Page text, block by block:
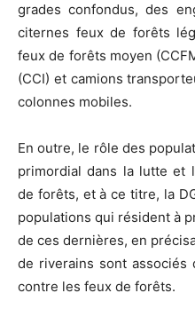
grades confondus, des
citernes feux de forêts
feux de forêts moyen
(CCI) et camions
colonnes mobiles.
En outre, le rôle des
primordial dans la lutte et
de forêts, et à ce titre, la
populations qui résident à
de ces dernières, en
de riverains sont
contre les feux de forêts.